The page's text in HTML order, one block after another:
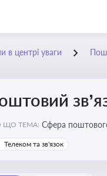
в центрі уваги
ЩО ТЕМА: Сфера
бізнесу та
Телеком та зв'язок